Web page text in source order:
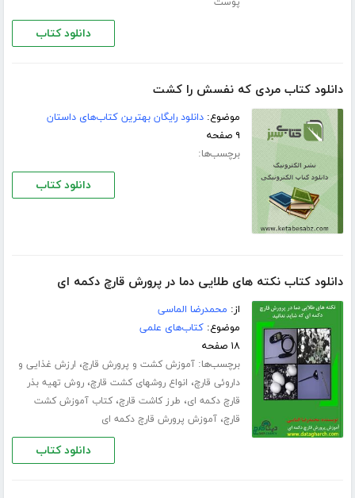
دانلود کتاب
دانلود کتاب مردی كه نفسش را كشت
موضوع:دانلود رایگان بهترین کتاب‌های داستان
۹ صفحه
برچسب‌ها:
دانلود کتاب
دانلود کتاب نکته های طلایی دما در پرورش قارچ دکمه ای
از: محمدرضا الماسی
موضوع:کتاب‌های علمی
۱۸ صفحه
برچسب‌ها:آموزش کشت و پرورش قارچ، ارزش غذایی و
داروئی قارچ، انواع روشهای کشت قارچ،روش تهیه بذر
قارچ دکمه ای، طرز کاشت قارچ،کتاب آموزش کشت
قارچ،آموزش پرورش قارچ دکمه ای
دانلود کتاب